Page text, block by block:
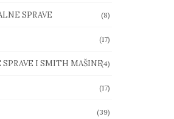
SPRAVE (8)
(17)
I SMITH MAŠINE(4)
(17)
(39)